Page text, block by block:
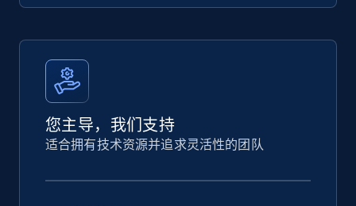
您主导，我们支持
适合拥有技术资源并追求灵活性的团队